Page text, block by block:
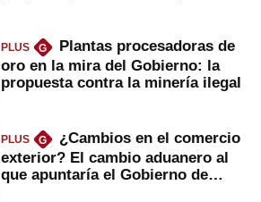
PLUS G
Plantas procesadoras de
oro en la mira del Gobierno: la
propuesta contra la minería ilegal
PLUS G
¿Cambios en el comercio
exterior? El cambio aduanero al
que apuntaría el Gobierno de